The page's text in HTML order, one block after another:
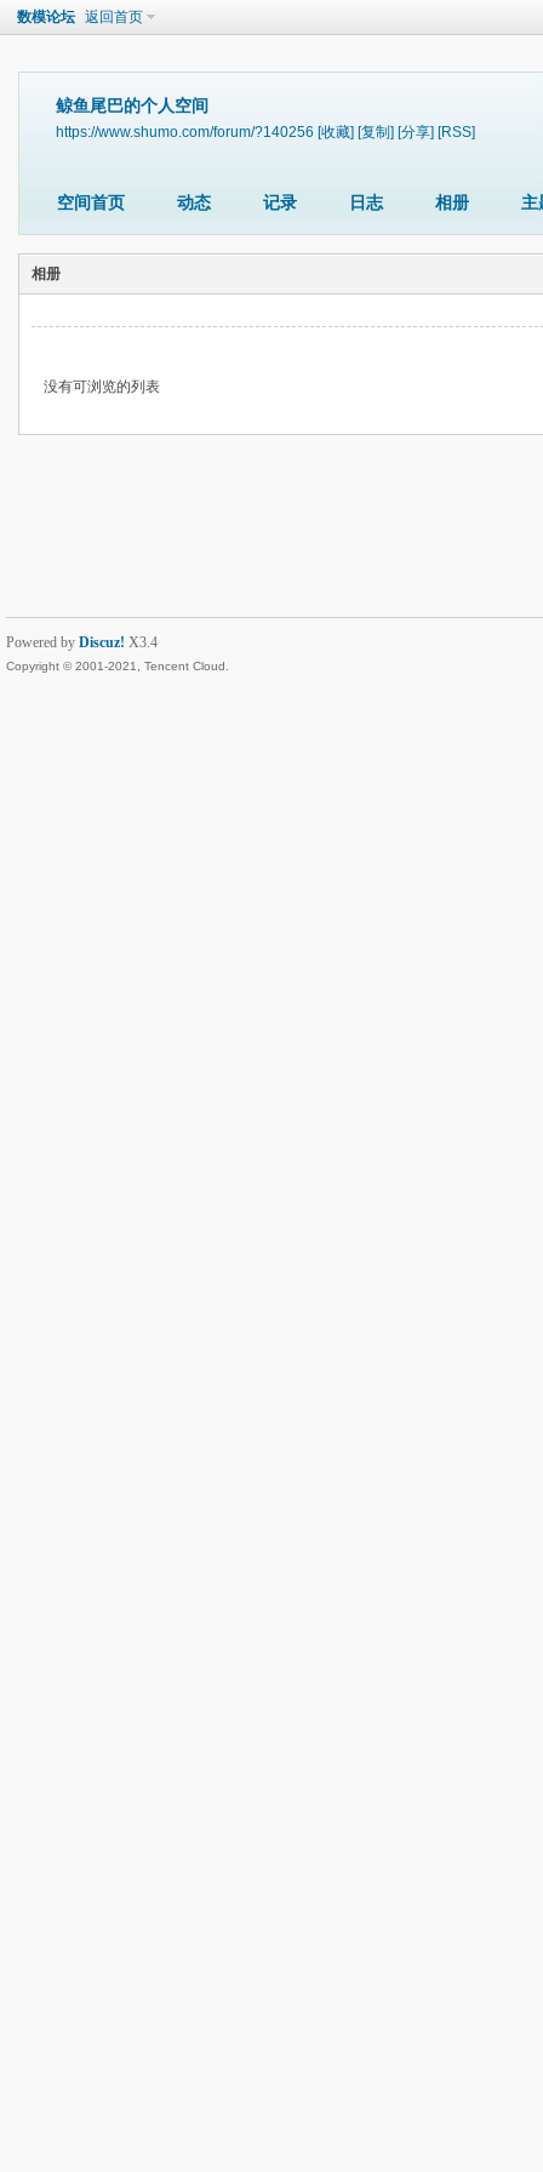
数模论坛 返回首页
鲸鱼尾巴的个人空间
https://www.shumo.com/forum/?140256 [收藏] [复制] [分享] [RSS]
空间首页 动态 记录 日志 相册 主
相册
没有可浏览的列表
Powered by Discuz! X3.4
Copyright © 2001-2021, Tencent Cloud.